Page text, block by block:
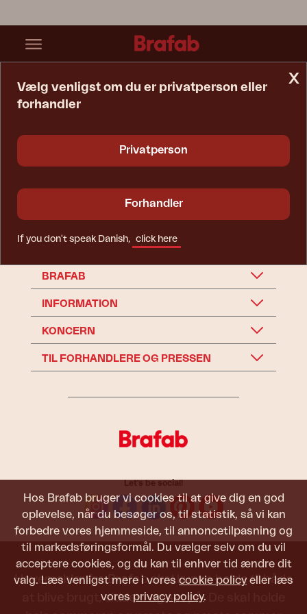
Hos Brafab bruger vi cookies til at give dig en god
oplevelse, når du besøger os, til statistik, så vi kan
forbedre vores hjemmeside, til annoncetilpasning og
til markedsføringsformål. Du vælger selv om du vil
acceptere cookies, og du kan til enhver tid ændre dit
valg. Læs venligst mere i vores cookie policy eller læs
vores privacy policy.
Pavillion
x
Vælg venligst om du er privatperson eller
forhandler
Privatperson
Forhandler
If you don't speak Danish, click here
BRAFAB
INFORMATION
KONCERN
TIL FORHANDLERE OG PRESSEN
Let's be social!
Havemøbler fra Brafab skal kunne holde til både
at blive brugt, siddet i og set på. De skal holde